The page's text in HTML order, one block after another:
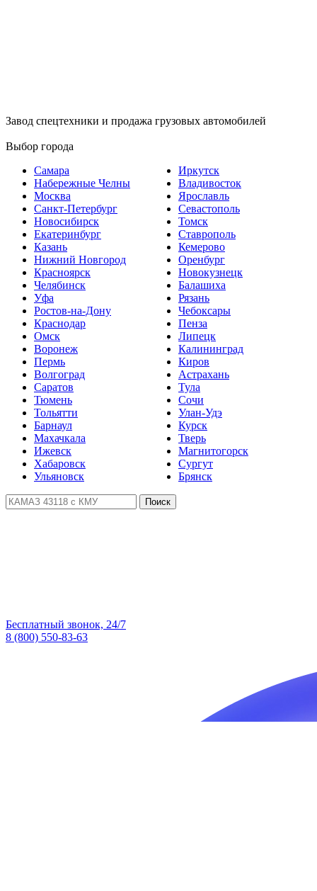
Завод спецтехники и продажа грузовых автомобилей
Выбор города
Самара
Набережные Челны
Москва
Санкт-Петербург
Новосибирск
Екатеринбург
Казань
Нижний Новгород
Красноярск
Челябинск
Уфа
Ростов-на-Дону
Краснодар
Омск
Воронеж
Пермь
Волгоград
Саратов
Тюмень
Тольятти
Барнаул
Махачкала
Ижевск
Хабаровск
Ульяновск
Иркутск
Владивосток
Ярославль
Севастополь
Томск
Ставрополь
Кемерово
Оренбург
Новокузнецк
Балашиха
Рязань
Чебоксары
Пенза
Липецк
Калининград
Киров
Астрахань
Тула
Сочи
Улан-Удэ
Курск
Тверь
Магнитогорск
Сургут
Брянск
Поиск
Бесплатный звонок, 24/7
8 (800) 550-83-63